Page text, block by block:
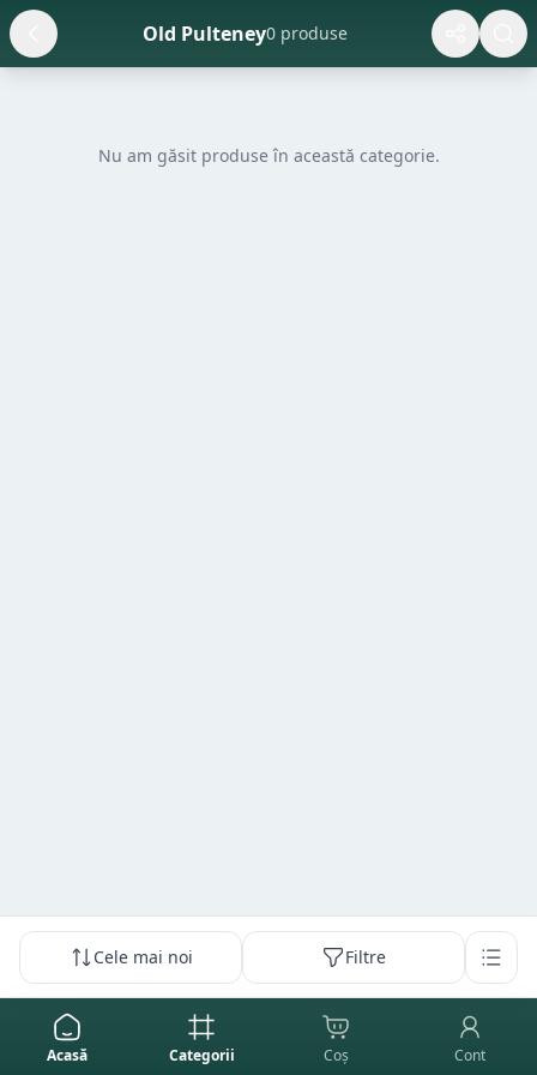
Old Pulteney0 produse
Nu am găsit produse în această categorie.
Cele mai noi Filtre
Acasă Categorii Coș Cont